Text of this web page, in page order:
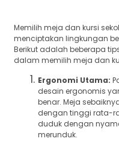
Memilih meja dan kursi
menciptakan lingkungan
Berikut adalah beberapa
dalam memilih meja dan
Ergonomi Utama:
desain ergonomis
benar. Meja
dengan tinggi rata-
duduk dengan
merunduk.